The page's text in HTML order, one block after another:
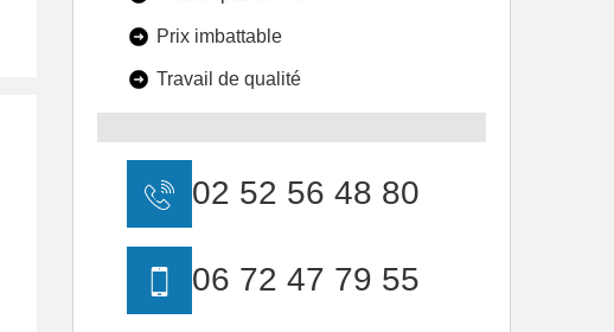
Prix imbattable
Travail de qualité
02 52 56 48 80
06 72 47 79 55